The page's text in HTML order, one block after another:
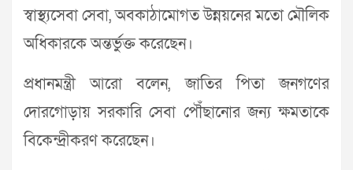
স্বাস্থ্যসেবা সেবা, অবকাঠামোগত উন্নয়নের মতো মৌলিক
অধিকারকে অন্তর্ভুক্ত করেছেন।
প্রধানমন্ত্রী আরো বলেন, জাতির পিতা জনগণের
দোরগোড়ায় সরকারি সেবা পৌঁছানোর জন্য ক্ষমতাকে
বিকেন্দ্রীকরণ করেছেন।